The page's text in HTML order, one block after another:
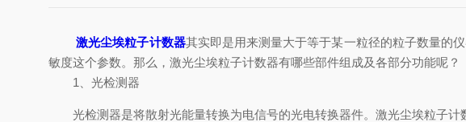
激光尘埃粒子计数器其实即是用来测量大于等于某一粒径的粒子数量的
敏度这个参数。那么，激光尘埃粒子计数器有哪些部件组成及各部分功能呢？
1、光检测器
光检测器是将散射光能量转换为电信号的光电转换器件。激光尘埃粒子计